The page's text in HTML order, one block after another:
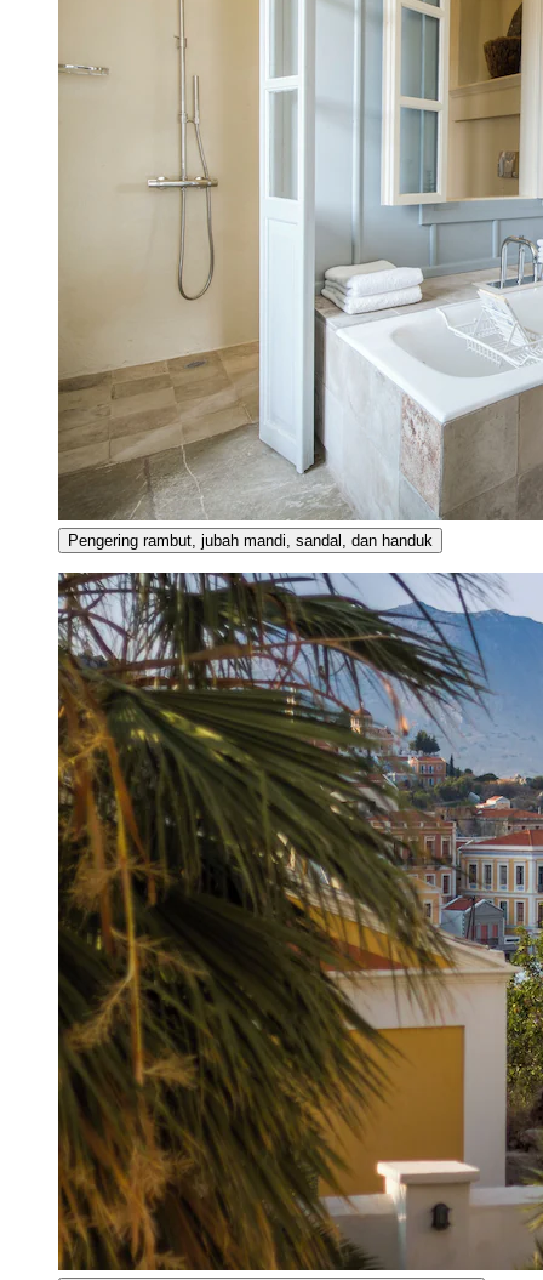
Pengering rambut, jubah mandi, sandal, dan handuk